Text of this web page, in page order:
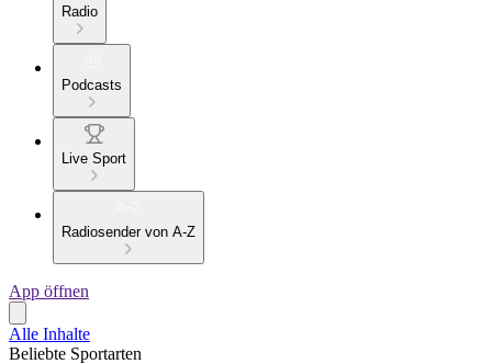
Radio
Podcasts
Live Sport
Radiosender von A-Z
App öffnen
Alle Inhalte
Beliebte Sportarten